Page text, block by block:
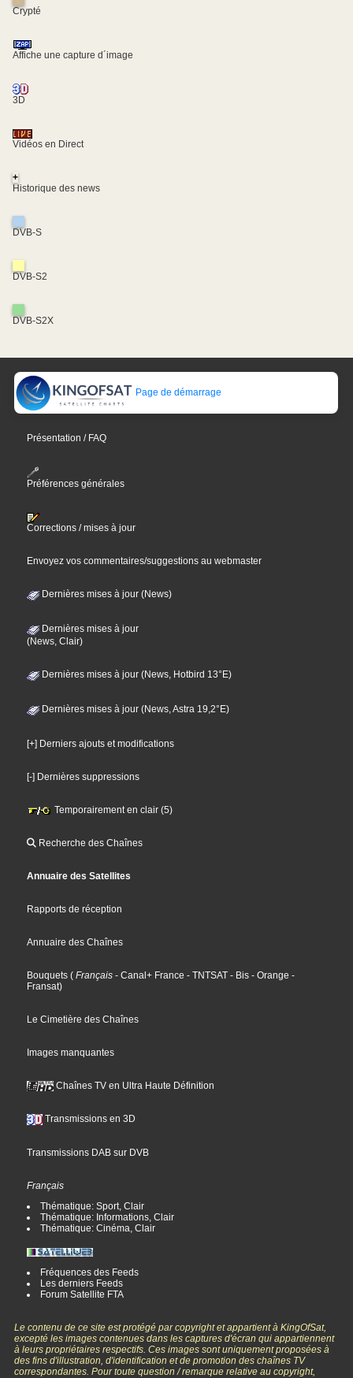
Crypté
Affiche une capture d´image
3D
Vidéos en Direct
+
Historique des news
DVB-S
DVB-S2
DVB-S2X
Page de démarrage
Présentation / FAQ
Préférences générales
Corrections / mises à jour
Envoyez vos commentaires/suggestions au webmaster
Dernières mises à jour (News)
Dernières mises à jour
(News, Clair)
Dernières mises à jour (News, Hotbird 13°E)
Dernières mises à jour (News, Astra 19,2°E)
[+] Derniers ajouts et modifications
[-] Dernières suppressions
Temporairement en clair (5)
Recherche des Chaînes
Annuaire des Satellites
Rapports de réception
Annuaire des Chaînes
Bouquets ( Français - Canal+ France - TNTSAT - Bis - Orange -
Fransat)
Le Cimetière des Chaînes
Images manquantes
Chaînes TV en Ultra Haute Définition
Transmissions en 3D
Transmissions DAB sur DVB
Français
Thématique: Sport, Clair
Thématique: Informations, Clair
Thématique: Cinéma, Clair
Fréquences des Feeds
Les derniers Feeds
Forum Satellite FTA
Le contenu de ce site est protégé par copyright et appartient à KingOfSat,
excepté les images contenues dans les captures d'écran qui appartiennent
à leurs propriétaires respectifs. Ces images sont uniquement proposées à
des fins d'illustration, d'identification et de promotion des chaînes TV
correspondantes. Pour toute question / remarque relative au copyright,